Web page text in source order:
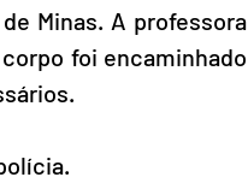
Minas. A professora
foi encaminhado